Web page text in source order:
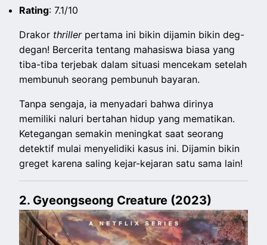
Rating: 7.1/10
Drakor thrillerpertama ini bikin dijamin bikin deg-
degan! Bercerita tentang mahasiswa biasa yang
tiba-tiba terjebak dalam situasi mencekam setelah
membunuh seorang pembunuh bayaran.
Tanpa sengaja, ia menyadari bahwa dirinya
memiliki naluri bertahan hidup yang mematikan.
Ketegangan semakin meningkat saat seorang
detektif mulai menyelidiki kasus ini. Dijamin bikin
greget karena saling kejar-kejaran satu sama lain!
2. Gyeongseong Creature (2023)